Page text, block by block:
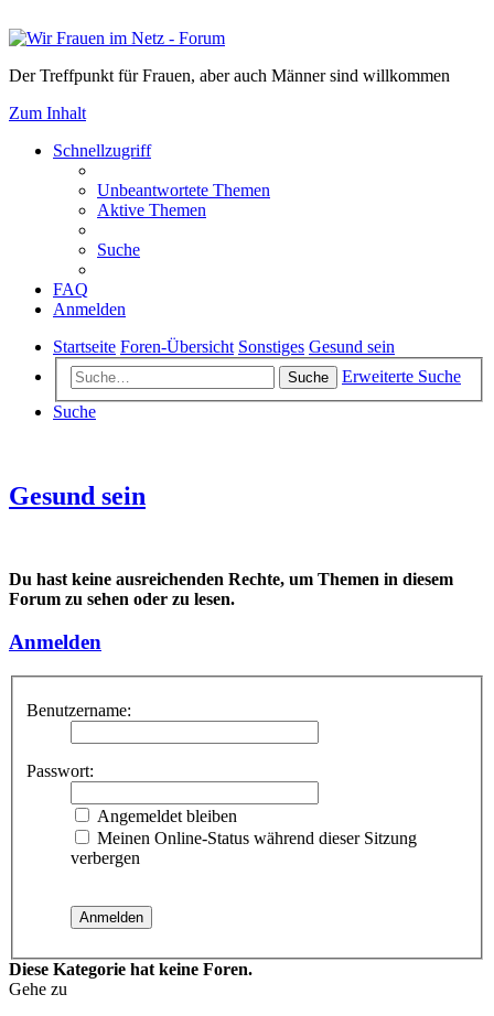
Der Treffpunkt für Frauen, aber auch Männer sind willkommen
Zum Inhalt
Schnellzugriff
Unbeantwortete Themen
Aktive Themen
Suche
FAQ
Anmelden
Startseite Foren-Übersicht Sonstiges Gesund sein
Suche
Erweiterte Suche
Suche
Gesund sein
Du hast keine ausreichenden Rechte, um Themen in diesem
Forum zu sehen oder zu lesen.
Anmelden
Benutzername:
Passwort:
Angemeldet bleiben
Meinen Online-Status während dieser Sitzung
verbergen
Diese Kategorie hat keine Foren.
Gehe zu